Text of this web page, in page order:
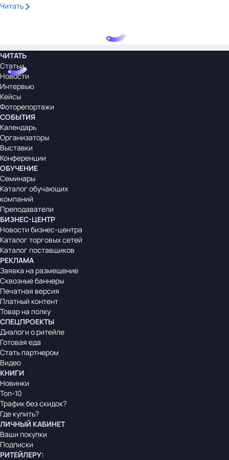
Читать
ЧИТАТЬ
Статьи
Новости
Интервью
Кейсы
Фоторепортажи
СОБЫТИЯ
Календарь
Организаторы
Выставки
Конференции
ОБУЧЕНИЕ
Семинары
Каталог обучающих
компаний
Преподаватели
БИЗНЕС-ЦЕНТР
Новости бизнес-центра
Каталог торговых сетей
Каталог поставщиков
РЕКЛАМА
Заявка на размещение
Сквозные баннеры
Печатная версия
Платный контент
Товар на полку
СПЕЦПРОЕКТЫ
Диалоги о ритейле
Готовая еда
Стать партнером
Видео
КНИГИ
Новинки
Топ-10
Трафик без скидок?
Где купить?
ЛИЧНЫЙ КАБИНЕТ
Ваши покупки
Подписки
РИТЕЙЛЕРУ: